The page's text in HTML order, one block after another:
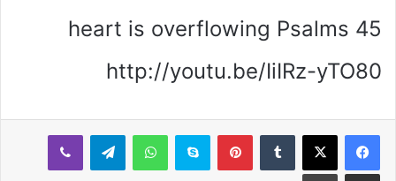
heart is overflowing Psalms 45
http://youtu.be/IiIRz-yTO80
بينتيريستسكايب واتساب تيلقرام ڤايبر
مشاركة عبر البريد طباعة